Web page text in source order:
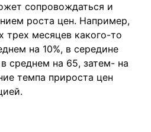
сопровождаться и
роста цен. Например,
трех месяцев какого-то
на 10%, в середине
среднем на 65, затем- на
темпа прироста цен